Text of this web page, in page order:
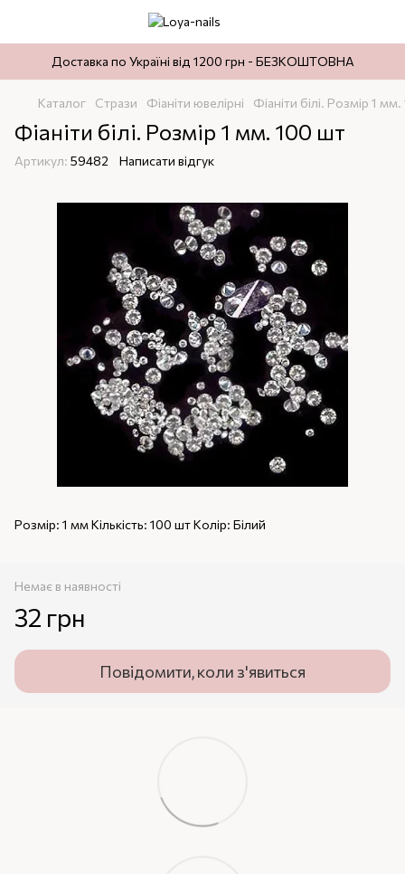
Доставка по Україні від 1200 грн - БЕЗКОШТОВНА
Каталог Стрази Фіаніти ювелірні Фіаніти білі. Розмір 1
Фіаніти білі. Розмір 1 мм. 100 шт
Артикул: 59482 Написати відгук
Розмір: 1 мм Кількість: 100 шт Колір: Білий
Немає в наявності
32 грн
Повідомити, коли з'явиться